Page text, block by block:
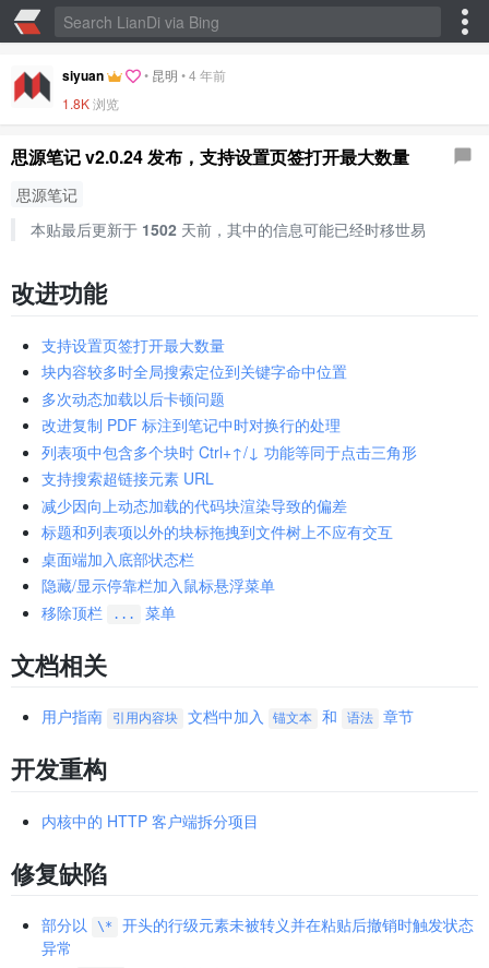
siyuan • 昆明 •4 年前
1.8K浏览
思源笔记 v2.0.24 发布，支持设置页签打开最大数量
思源笔记
本贴最后更新于 1502天前，其中的信息可能已经时移世易
改进功能
支持设置页签打开最大数量
块内容较多时全局搜索定位到关键字命中位置
多次动态加载以后卡顿问题
改进复制 PDF 标注到笔记中时对换行的处理
列表项中包含多个块时 Ctrl+↑/↓ 功能等同于点击三角形
支持搜索超链接元素 URL
减少因向上动态加载的代码块渲染导致的偏差
标题和列表项以外的块标拖拽到文件树上不应有交互
桌面端加入底部状态栏
隐藏/显示停靠栏加入鼠标悬浮菜单
移除顶栏
... 菜单
文档相关
用户指南 引用内容块 文档中加入 锚文本 和 语法 章节
开发重构
内核中的 HTTP 客户端拆分项目
修复缺陷
部分以 \*
开头的行级元素未被转义并在粘贴后撤销时触发状态
异常